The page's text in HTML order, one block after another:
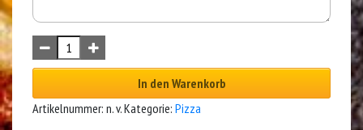
In den Warenkorb
Artikelnummer: n. v.Kategorie: Pizza